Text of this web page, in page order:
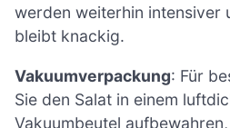
werden weiterhin intensiver
bleibt knackig.
Vakuumverpackung: Für
Sie den Salat in einem
Vakuumbeutel